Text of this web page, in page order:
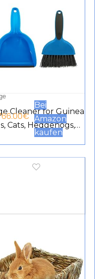
Cleaner for Guinea
Cats, Hedgehogs,
Chinchillas,
Small Animals –
Tool Set for
and Brush Set
€
Bei
Amazon
kaufen